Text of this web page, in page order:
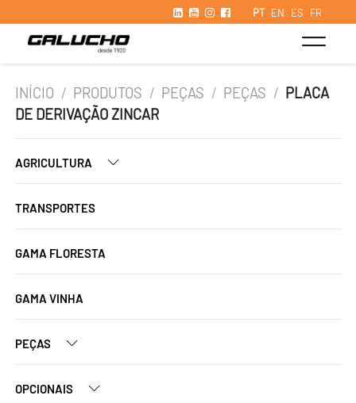
PT EN ES FR
INÍCIO / PRODUTOS / PEÇAS / PEÇAS / PLACA
DE DERIVAÇÃO ZINCAR
AGRICULTURA
TRANSPORTES
GAMA FLORESTA
GAMA VINHA
PEÇAS
OPCIONAIS